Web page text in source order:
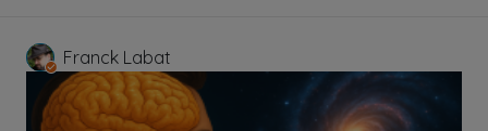
Franck Labat